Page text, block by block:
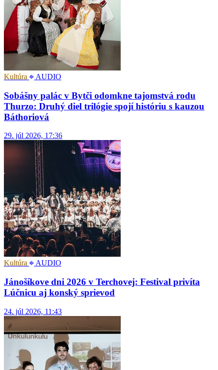
Kultúra AUDIO
Sobášny palác v Bytči odomkne tajomstvá rodu
Thurzo: Druhý diel trilógie spojí históriu s kauzou
Báthoriová
29. júl 2026, 17:36
Kultúra AUDIO
Jánošíkove dni 2026 v Terchovej: Festival privíta
Lúčnicu aj konský sprievod
24. júl 2026, 11:43